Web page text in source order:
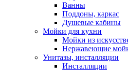
Ванны
Поддоны, каркас
Душевые кабины
Мойки для кухни
Мойки из
Нержавеющие
Унитазы, инсталляции
Инсталляции